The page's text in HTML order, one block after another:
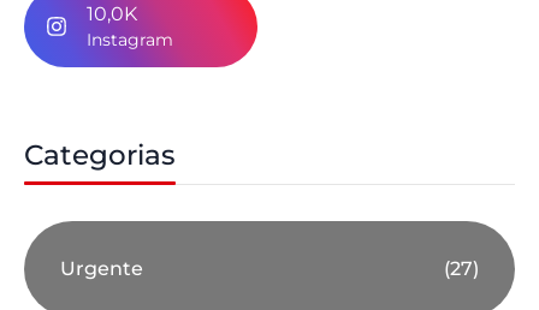
10,0K
Instagram
Categorias
Urgente (27)